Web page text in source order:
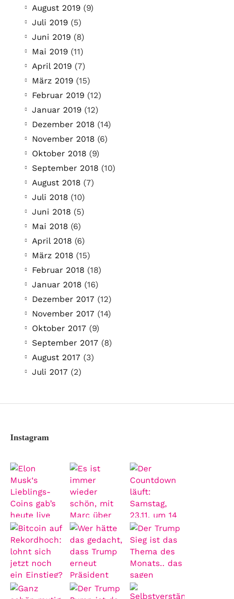
August 2019 (9)
Juli 2019 (5)
Juni 2019 (8)
Mai 2019 (11)
April 2019 (7)
März 2019 (15)
Februar 2019 (12)
Januar 2019 (12)
Dezember 2018 (14)
November 2018 (6)
Oktober 2018 (9)
September 2018 (10)
August 2018 (7)
Juli 2018 (10)
Juni 2018 (5)
Mai 2018 (6)
April 2018 (6)
März 2018 (15)
Februar 2018 (18)
Januar 2018 (16)
Dezember 2017 (12)
November 2017 (14)
Oktober 2017 (9)
September 2017 (8)
August 2017 (3)
Juli 2017 (2)
Instagram